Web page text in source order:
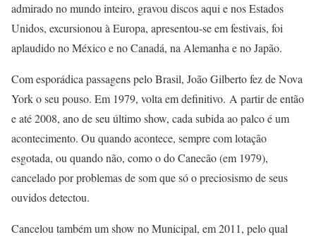
admirado no mundo inteiro, gravou discos aqui e nos Estados
Unidos, excursionou à Europa, apresentou-se em festivais, foi
aplaudido no México e no Canadá, na Alemanha e no Japão.
Com esporádica passagens pelo Brasil, João Gilberto fez de Nova
York o seu pouso. Em 1979, volta em definitivo. A partir de então
e até 2008, ano de seu último show, cada subida ao palco é um
acontecimento. Ou quando acontece, sempre com lotação
esgotada, ou quando não, como o do Canecão (em 1979),
cancelado por problemas de som que só o preciosismo de seus
ouvidos detectou.
Cancelou também um show no Municipal, em 2011, pelo qual